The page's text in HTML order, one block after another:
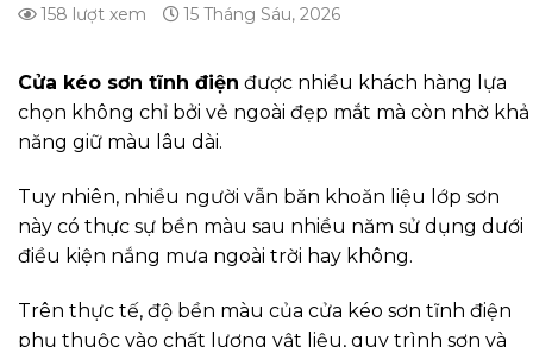
158 lượt xem 15 Tháng Sáu, 2026
Cửa kéo sơn tĩnh điện được nhiều khách hàng lựa
chọn không chỉ bởi vẻ ngoài đẹp mắt mà còn nhờ khả
năng giữ màu lâu dài.
Tuy nhiên, nhiều người vẫn băn khoăn liệu lớp sơn
này có thực sự bền màu sau nhiều năm sử dụng dưới
điều kiện nắng mưa ngoài trời hay không.
Trên thực tế, độ bền màu của cửa kéo sơn tĩnh điện
phụ thuộc vào chất lượng vật liệu, quy trình sơn và